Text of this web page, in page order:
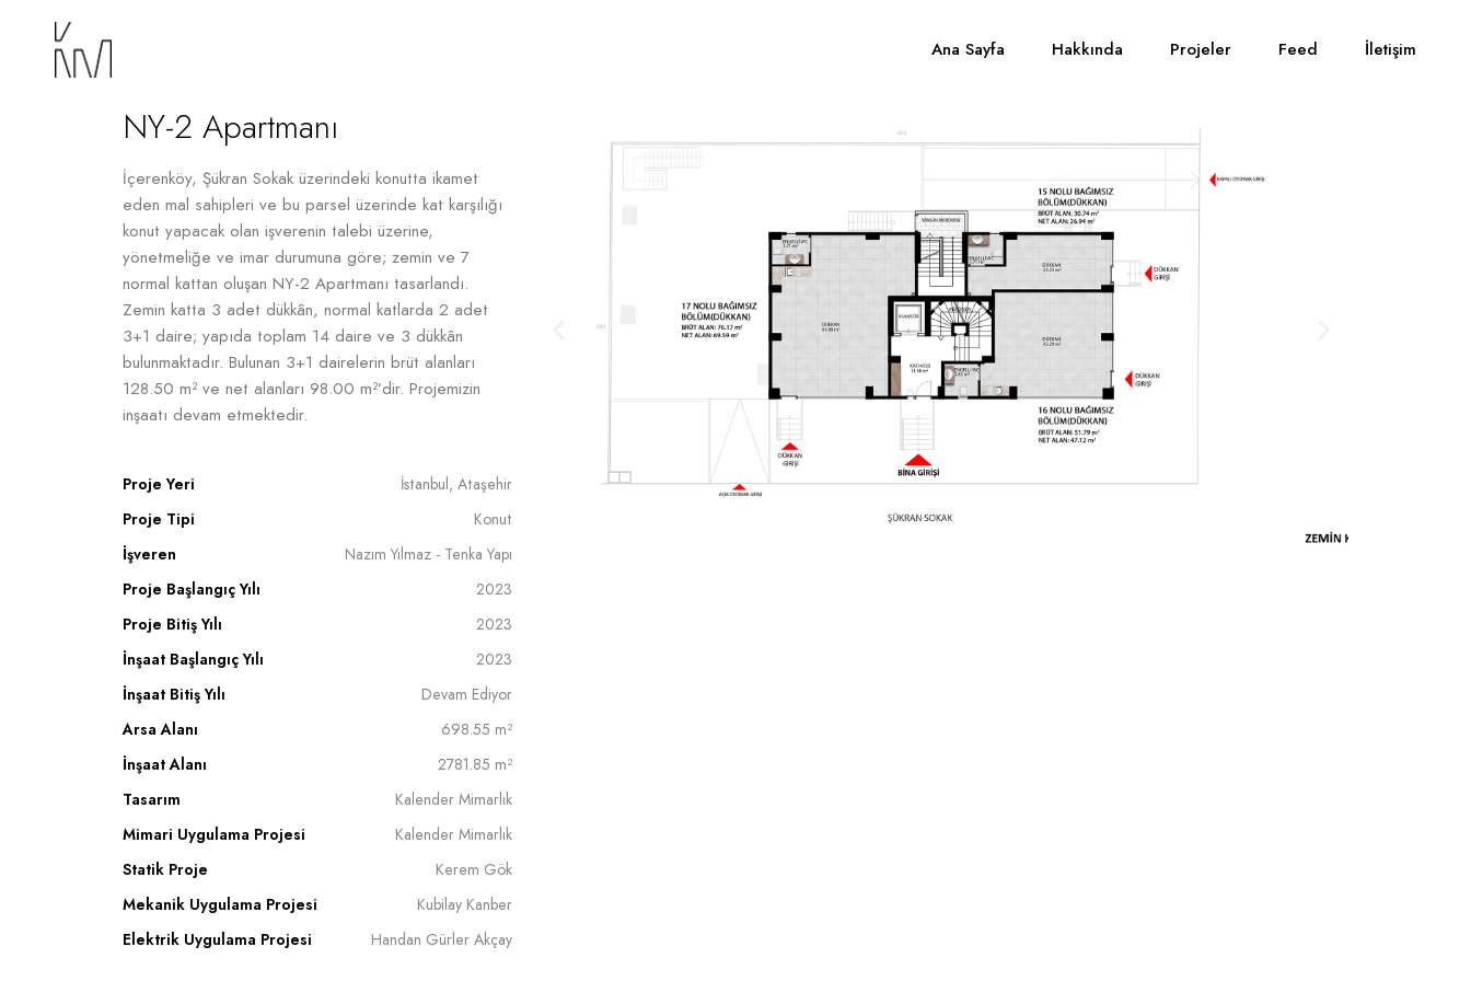
Ana Sayfa Hakkında Projeler Feed İletişim
NY-2 Apartmanı
İçerenköy, Şükran Sokak üzerindeki konutta ikamet
eden mal sahipleri ve bu parsel üzerinde kat karşılığı
konut yapacak olan işverenin talebi üzerine,
yönetmeliğe ve imar durumuna göre; zemin ve 7
normal kattan oluşan NY-2 Apartmanı tasarlandı.
Zemin katta 3 adet dükkân, normal katlarda 2 adet
3+1 daire; yapıda toplam 14 daire ve 3 dükkân
bulunmaktadır. Bulunan 3+1 dairelerin brüt alanları
128.50 m² ve net alanları 98.00 m²’dir. Projemizin
inşaatı devam etmektedir.
Proje Yeri
İstanbul, Ataşehir
Proje Tipi
Konut
İşveren
Nazım Yılmaz - Tenka Yapı
Proje Başlangıç Yılı
2023
Proje Bitiş Yılı
2023
İnşaat Başlangıç Yılı
2023
İnşaat Bitiş Yılı
Devam Ediyor
Arsa Alanı
698.55 m²
İnşaat Alanı
2781.85 m²
Tasarım
Kalender Mimarlık
Mimari Uygulama Projesi
Kalender Mimarlık
Statik Proje
Kerem Gök
Mekanik Uygulama Projesi
Kubilay Kanber
Elektrik Uygulama Projesi
Handan Gürler Akçay